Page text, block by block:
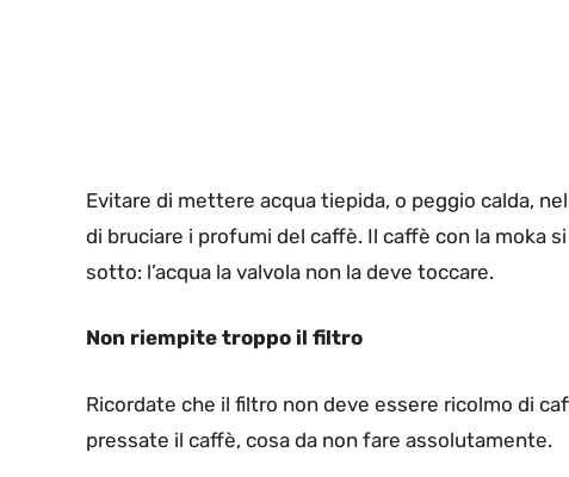
Evitare di mettere acqua tiepida, o peggio calda,
di bruciare i profumi del caffè. Il caffè con la moka
sotto: l’acqua la valvola non la deve toccare.
Non riempite troppo il filtro
Ricordate che il filtro non deve essere ricolmo di
pressate il caffè, cosa da non fare assolutamente.